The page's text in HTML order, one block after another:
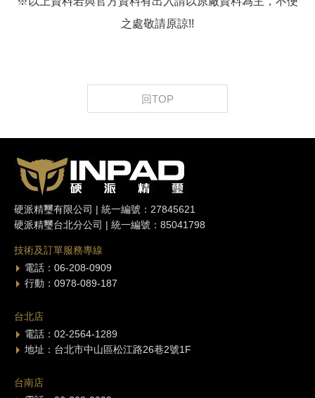
之處敬請原諒!!
回TOP
硬派精璽有限公司 | 統一編號：27845621
硬派精璽台北分公司 | 統一編號：85041798
技術及訂單服務專線
電話：06-208-0909
行動：0978-089-187
台北店
電話：02-2564-1289
地址：台北市中山區松江路26巷2號1F
台南店